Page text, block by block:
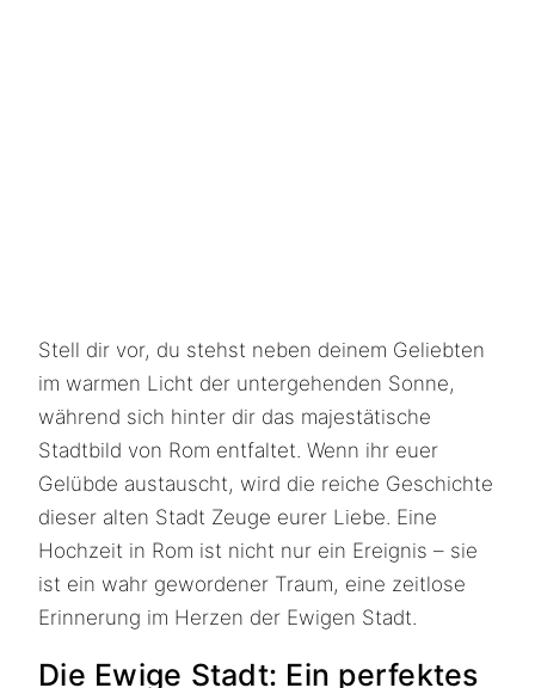
Stell dir vor, du stehst neben deinem Geliebten
im warmen Licht der untergehenden Sonne,
während sich hinter dir das majestätische
Stadtbild von Rom entfaltet. Wenn ihr euer
Gelübde austauscht, wird die reiche Geschichte
dieser alten Stadt Zeuge eurer Liebe. Eine
Hochzeit in Rom ist nicht nur ein Ereignis – sie
ist ein wahr gewordener Traum, eine zeitlose
Erinnerung im Herzen der Ewigen Stadt.
Die Ewige Stadt: Ein perfektes